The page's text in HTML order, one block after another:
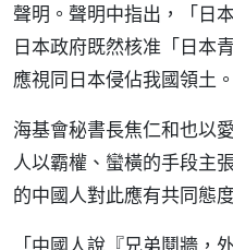
聲明。聲明中指出，「日
日本政府既然核准「日本
應視同日本侵佔我國領土。
海基會秘書長焦仁和也以
人以霸權、蠻橫的手段主
的中國人對此應有共同態